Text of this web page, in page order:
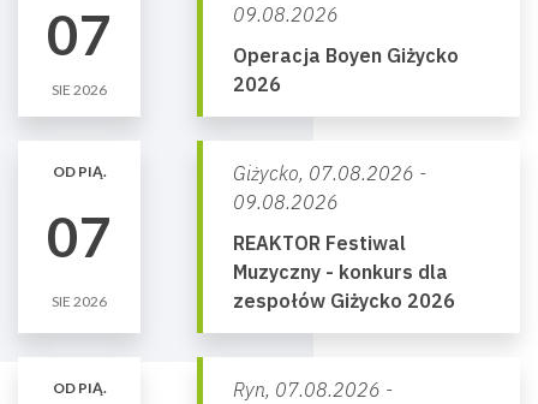
07
SIE 2026
09.08.2026
Operacja Boyen Giżycko
2026
OD PIĄ.
07
SIE 2026
Giżycko, 07.08.2026 -
09.08.2026
REAKTOR Festiwal
Muzyczny - konkurs dla
zespołów Giżycko 2026
OD PIĄ. Ryn, 07.08.2026 -